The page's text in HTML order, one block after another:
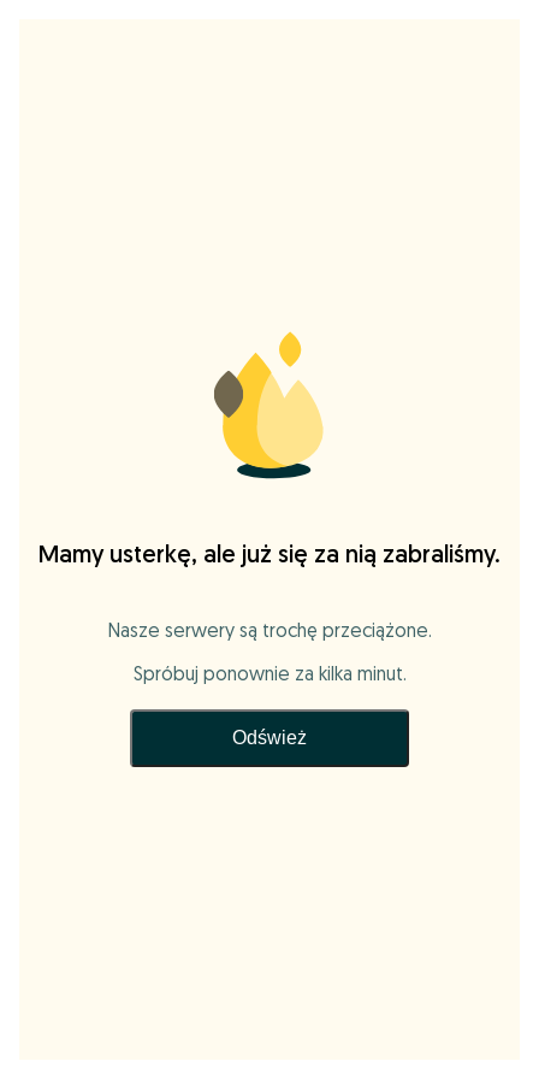
Mamy usterkę, ale już się za nią zabraliśmy.
Nasze serwery są trochę przeciążone.
Spróbuj ponownie za kilka minut.
Odśwież